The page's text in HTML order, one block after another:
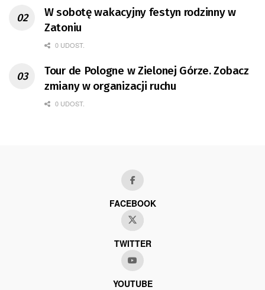
W sobotę wakacyjny festyn rodzinny w
Zatoniu
0 UDOST.
Tour de Pologne w Zielonej Górze. Zobacz
zmiany w organizacji ruchu
0 UDOST.
FACEBOOK
TWITTER
YOUTUBE